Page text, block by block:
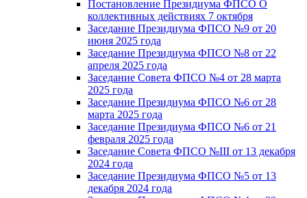
Постановление Президиума ФПСО О
коллективных действиях 7 октября
Заседание Президиума ФПСО №9 от 20
июня 2025 года
Заседание Президиума ФПСО №8 от 22
апреля 2025 года
Заседание Совета ФПСО №4 от 28 марта
2025 года
Заседание Президиума ФПСО №6 от 28
марта 2025 года
Заседание Президиума ФПСО №6 от 21
февраля 2025 года
Заседание Совета ФПСО №III от 13 декабря
2024 года
Заседание Президиума ФПСО №5 от 13
декабря 2024 года